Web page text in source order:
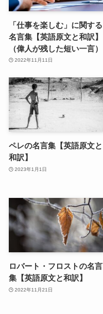
「仕事を楽しむ」に関する
名言集【英語原文と和訳】
（偉人が残した短い一言）
2022年11月11日
ペレの名言集【英語原文と
和訳】
2023年1月1日
ロバート・フロストの名言
集【英語原文と和訳】
2022年11月21日